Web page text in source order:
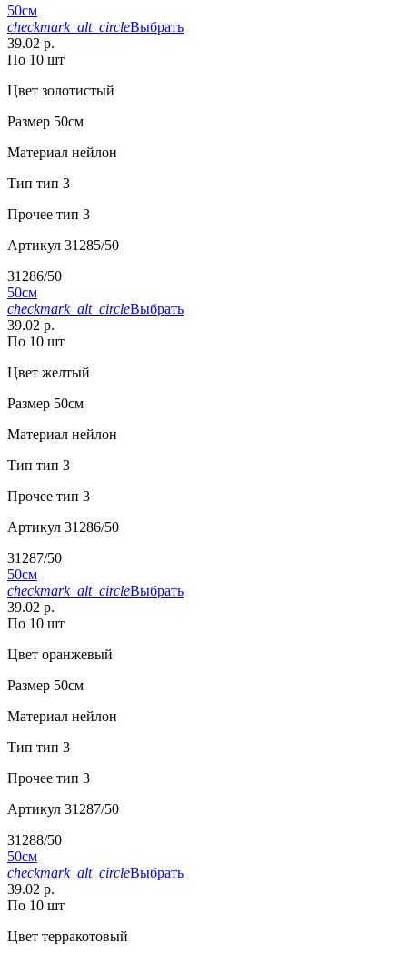
50см
checkmark_alt_circleВыбрать
39.02 р.
По 10 шт
Цвет золотистый
Размер 50см
Материал нейлон
Тип тип 3
Прочее тип 3
Артикул 31285/50
31286/50
50см
checkmark_alt_circleВыбрать
39.02 р.
По 10 шт
Цвет желтый
Размер 50см
Материал нейлон
Тип тип 3
Прочее тип 3
Артикул 31286/50
31287/50
50см
checkmark_alt_circleВыбрать
39.02 р.
По 10 шт
Цвет оранжевый
Размер 50см
Материал нейлон
Тип тип 3
Прочее тип 3
Артикул 31287/50
31288/50
50см
checkmark_alt_circleВыбрать
39.02 р.
По 10 шт
Цвет терракотовый